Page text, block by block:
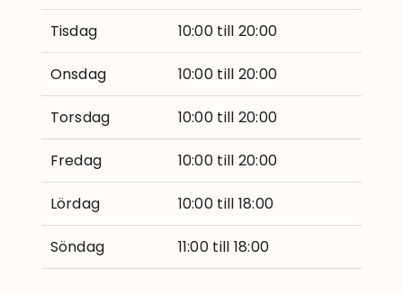
Tisdag 10:00 till 20:00
Onsdag 10:00 till 20:00
Torsdag 10:00 till 20:00
Fredag 10:00 till 20:00
Lördag 10:00 till 18:00
Söndag 11:00 till 18:00